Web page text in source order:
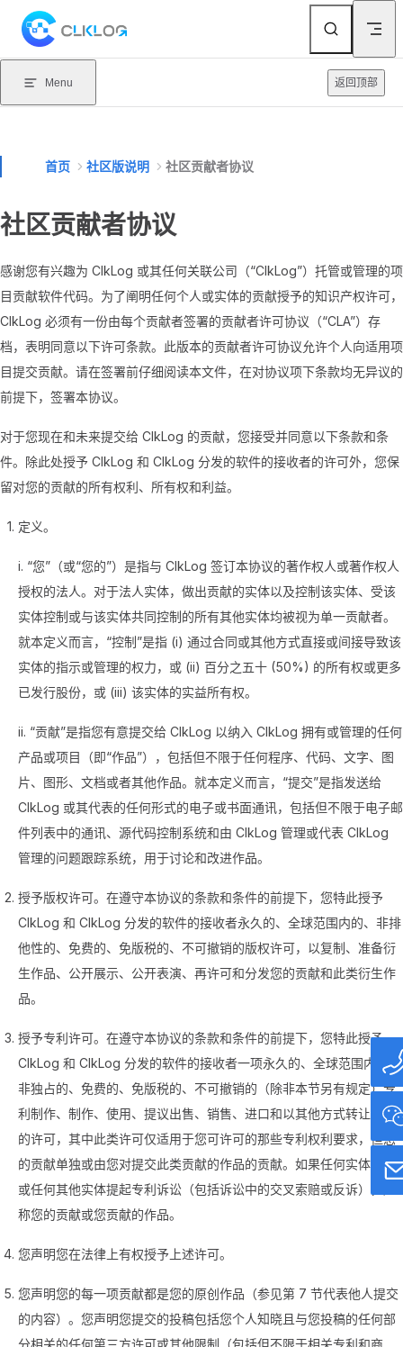
Skip to content
Menu 返回顶部
首页 社区版说明 社区贡献者协议
社区贡献者协议
感谢您有兴趣为 ClkLog 或其任何关联公司（“ClkLog”）托管或管理的项
目贡献软件代码。为了阐明任何个人或实体的贡献授予的知识产权许可，
ClkLog 必须有一份由每个贡献者签署的贡献者许可协议（“CLA”）存
档，表明同意以下许可条款。此版本的贡献者许可协议允许个人向适用项
目提交贡献。请在签署前仔细阅读本文件，在对协议项下条款均无异议的
前提下，签署本协议。
对于您现在和未来提交给 ClkLog 的贡献，您接受并同意以下条款和条
件。除此处授予 ClkLog 和 ClkLog 分发的软件的接收者的许可外，您保
留对您的贡献的所有权利、所有权和利益。
定义。
i. “您”（或“您的”）是指与 ClkLog 签订本协议的著作权人或著作权人
授权的法人。对于法人实体，做出贡献的实体以及控制该实体、受该
实体控制或与该实体共同控制的所有其他实体均被视为单一贡献者。
就本定义而言，“控制”是指 (i) 通过合同或其他方式直接或间接导致该
实体的指示或管理的权力，或 (ii) 百分之五十 (50%) 的所有权或更多
已发行股份，或 (iii) 该实体的实益所有权。
ii. “贡献”是指您有意提交给 ClkLog 以纳入 ClkLog 拥有或管理的任何
产品或项目（即“作品”），包括但不限于任何程序、代码、文字、图
片、图形、文档或者其他作品。就本定义而言，“提交”是指发送给
ClkLog 或其代表的任何形式的电子或书面通讯，包括但不限于电子邮
件列表中的通讯、源代码控制系统和由 ClkLog 管理或代表 ClkLog
管理的问题跟踪系统，用于讨论和改进作品。
授予版权许可。在遵守本协议的条款和条件的前提下，您特此授予
ClkLog 和 ClkLog 分发的软件的接收者永久的、全球范围内的、非排
他性的、免费的、免版税的、不可撤销的版权许可，以复制、准备衍
生作品、公开展示、公开表演、再许可和分发您的贡献和此类衍生作
品。
授予专利许可。在遵守本协议的条款和条件的前提下，您特此授予
ClkLog 和 ClkLog 分发的软件的接收者一项永久的、全球范围内的、
非独占的、免费的、免版税的、不可撤销的（除非本节另有规定）专
利制作、制作、使用、提议出售、销售、进口和以其他方式转让作品
的许可，其中此类许可仅适用于您可许可的那些专利权利要求，但您
的贡献单独或由您对提交此类贡献的作品的贡献。如果任何实体对您
或任何其他实体提起专利诉讼（包括诉讼中的交叉索赔或反诉），声
称您的贡献或您贡献的作品。
您声明您在法律上有权授予上述许可。
您声明您的每一项贡献都是您的原创作品（参见第 7 节代表他人提交
的内容）。您声明您提交的投稿包括您个人知晓且与您投稿的任何部
分相关的任何第三方许可或其他限制（包括但不限于相关专利和商